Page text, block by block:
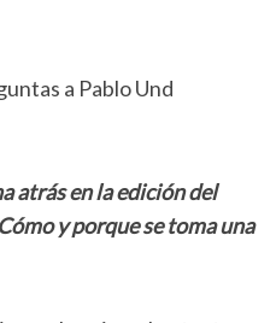
a Pablo Und
atrás en la edición del
y porque se toma una